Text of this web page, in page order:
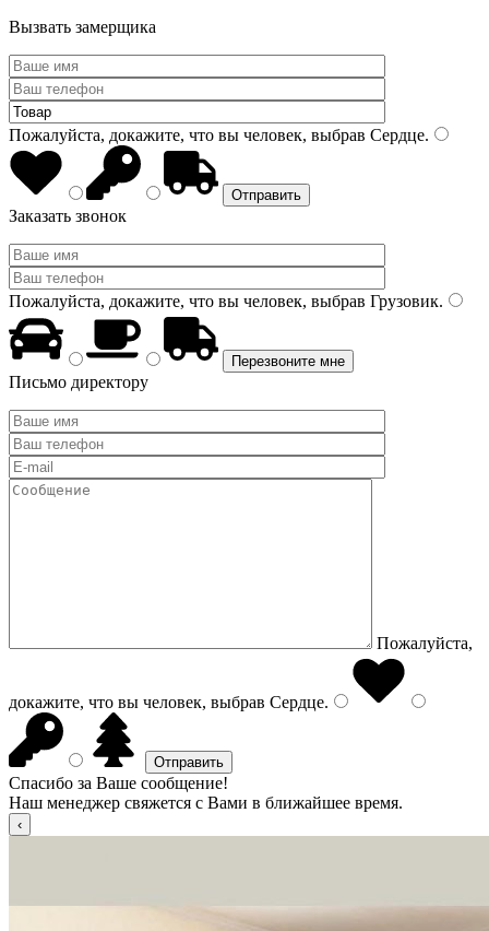
Вызвать замерщика
Пожалуйста, докажите, что вы человек, выбрав Сердце.
Заказать звонок
Пожалуйста, докажите, что вы человек, выбрав Грузовик.
Письмо директору
Пожалуйста,
докажите, что вы человек, выбрав Сердце.
Спасибо за Ваше сообщение!
Наш менеджер свяжется с Вами в ближайшее время.